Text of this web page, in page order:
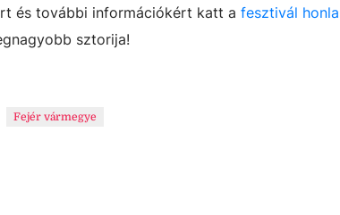
és további információkért katt a fesztivál
sztorija!
Fejér vármegye